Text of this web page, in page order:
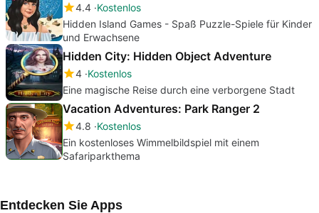
4.4 Kostenlos
Hidden Island Games - Spaß Puzzle-Spiele für Kinder
und Erwachsene
Hidden City: Hidden Object Adventure
4 Kostenlos
Eine magische Reise durch eine verborgene Stadt
Vacation Adventures: Park Ranger 2
4.8 Kostenlos
Ein kostenloses Wimmelbildspiel mit einem
Safariparkthema
Entdecken Sie Apps